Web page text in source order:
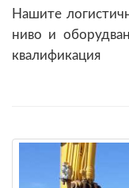
Нашите
ниво и
квалификация